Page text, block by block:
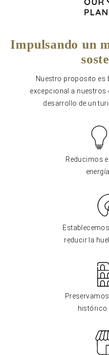
Impulsando un
Nuestro proposito es
excepcional a nuestros
desarrollo de un
Reducimos
reducir la
histórico